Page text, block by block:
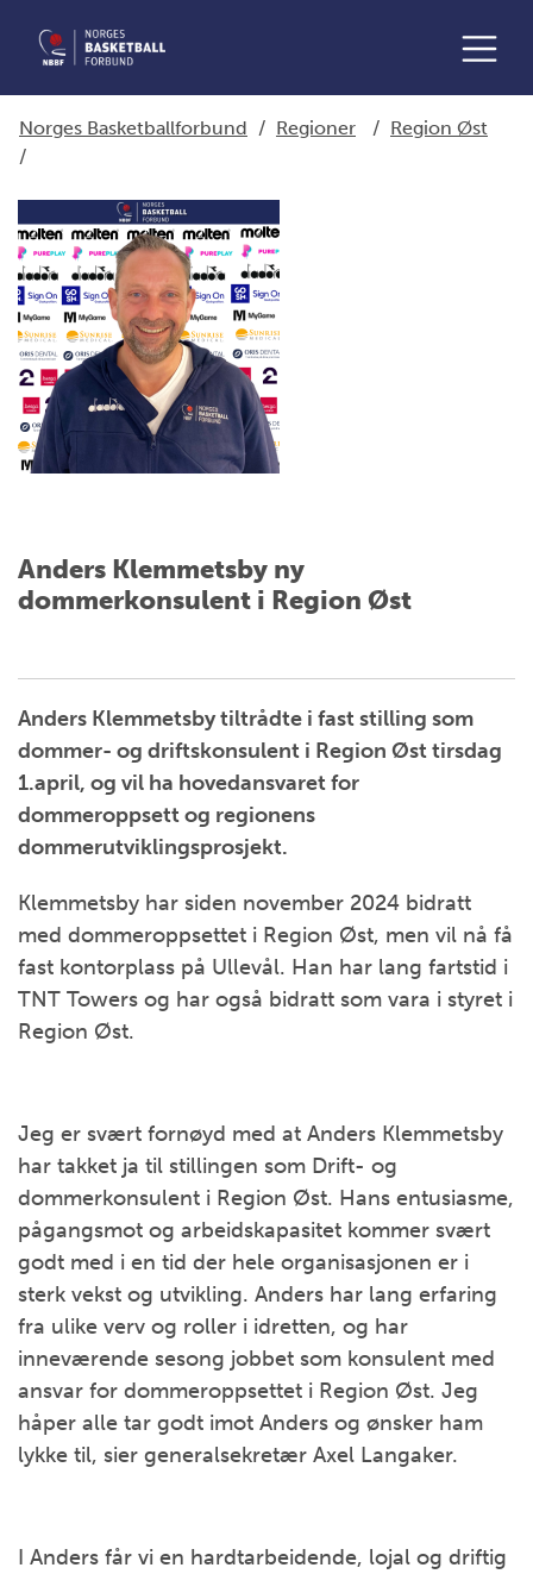
Norges Basketballforbund / Regioner / Region Øst
/
Anders Klemmetsby ny
dommerkonsulent i Region Øst
Anders Klemmetsby tiltrådte i fast stilling som
dommer- og driftskonsulent i Region Øst tirsdag
1.april, og vil ha hovedansvaret for
dommeroppsett og regionens
dommerutviklingsprosjekt.
Klemmetsby har siden november 2024 bidratt
med dommeroppsettet i Region Øst, men vil nå få
fast kontorplass på Ullevål. Han har lang fartstid i
TNT Towers og har også bidratt som vara i styret i
Region Øst.
Jeg er svært fornøyd med at Anders Klemmetsby
har takket ja til stillingen som Drift- og
dommerkonsulent i Region Øst. Hans entusiasme,
pågangsmot og arbeidskapasitet kommer svært
godt med i en tid der hele organisasjonen er i
sterk vekst og utvikling. Anders har lang erfaring
fra ulike verv og roller i idretten, og har
inneværende sesong jobbet som konsulent med
ansvar for dommeroppsettet i Region Øst. Jeg
håper alle tar godt imot Anders og ønsker ham
lykke til, sier generalsekretær Axel Langaker.
I Anders får vi en hardtarbeidende, lojal og driftig